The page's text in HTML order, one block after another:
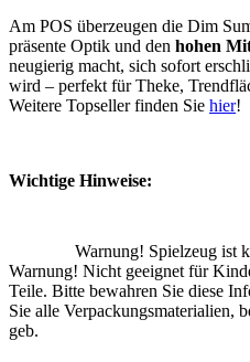
Am POS überzeugen die Dim
präsente Optik und den hohen
neugierig macht, sich sofort
wird – perfekt für Theke,
Weitere Topseller finden Sie hier!
Wichtige Hinweise:
Warnung! Spielzeug ist
Warnung! Nicht geeignet für
Teile. Bitte bewahren Sie diese
Sie alle Verpackungsmaterialien,
geb.